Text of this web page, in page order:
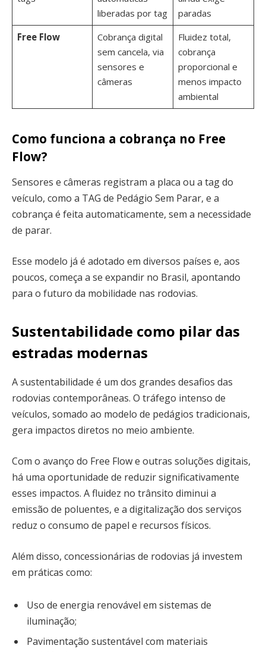
liberadas por tag
paradas
Free Flow
Cobrança digital
sem cancela, via
sensores e
câmeras
Fluidez total,
cobrança
proporcional e
menos impacto
ambiental
Como funciona a cobrança no Free
Flow?
Sensores e câmeras registram a placa ou a tag do
veículo, como a TAG de Pedágio Sem Parar, e a
cobrança é feita automaticamente, sem a necessidade
de parar.
Esse modelo já é adotado em diversos países e, aos
poucos, começa a se expandir no Brasil, apontando
para o futuro da mobilidade nas rodovias.
Sustentabilidade como pilar das
estradas modernas
A sustentabilidade é um dos grandes desafios das
rodovias contemporâneas. O tráfego intenso de
veículos, somado ao modelo de pedágios tradicionais,
gera impactos diretos no meio ambiente.
Com o avanço do Free Flow e outras soluções digitais,
há uma oportunidade de reduzir significativamente
esses impactos. A fluidez no trânsito diminui a
emissão de poluentes, e a digitalização dos serviços
reduz o consumo de papel e recursos físicos.
Além disso, concessionárias de rodovias já investem
em práticas como:
Uso de energia renovável em sistemas de
iluminação;
Pavimentação sustentável com materiais